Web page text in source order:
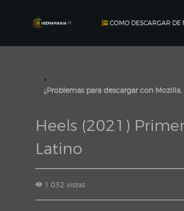
COMO DESCARGAR DE
×
¿Problemas para descargar con Mozilla,
Heels (2021)
Latino
1.032 vistas